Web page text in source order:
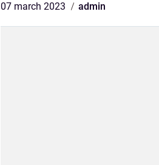
07 march 2023 admin